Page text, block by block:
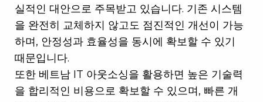
실적인 대안으로 주목받고 있습니다. 기존 시스템
을 완전히 교체하지 않고도 점진적인 개선이 가능
하며, 안정성과 효율성을 동시에 확보할 수 있기
때문입니다.
또한 베트남 IT 아웃소싱을 활용하면 높은 기술력
을 합리적인 비용으로 확보할 수 있으며, 빠른 개